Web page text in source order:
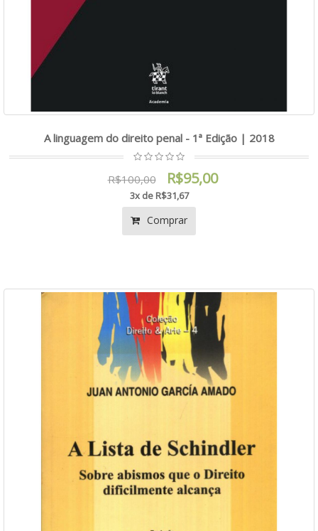
A linguagem do direito penal - 1ª Edição | 2018
R$100,00 R$95,00
3x de R$31,67
Comprar